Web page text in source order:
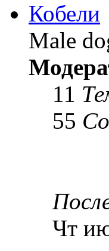
Кобели
Male
11
55
Чт